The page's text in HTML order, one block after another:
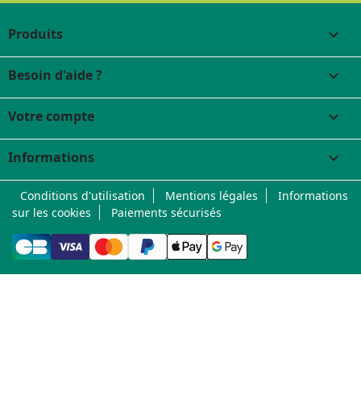
Produits 
Besoin d'aide ? 
Votre compte 
Informations keyboard_arrow_down
Conditions d'utilisation Mentions légales
Informations
sur les cookies
Paiements sécurisés